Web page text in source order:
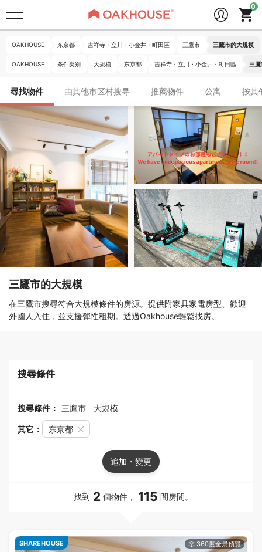
OAKHOUSE 东京都 吉祥寺・立川・小金井・町田區 三鷹市 三鷹市的大規模
OAKHOUSE 条件类别 大規模 东京都 吉祥寺・立川・小金井・町田區 三鷹
尋找物件 由其他市区村搜寻 推薦物件 公寓 按其
三鷹市的大規模
在三鷹市搜尋符合大規模條件的房源。提供附家具家電房型、歡迎
外國人入住，並支援彈性租期。透過Oakhouse輕鬆找房。
搜尋條件
搜尋條件： 三鷹市 大規模
其它： 东京都
追加・變更
找到 2 個物件， 115 間房間。
SHAREHOUSE